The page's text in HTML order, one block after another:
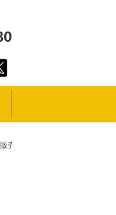
売会開催中 ♪